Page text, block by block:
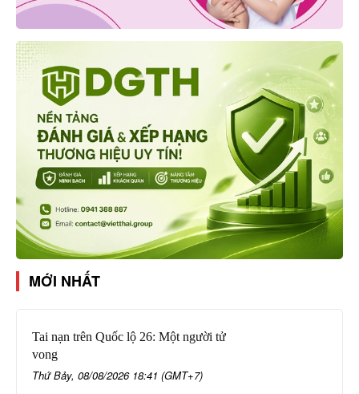
MỚI NHẤT
Tai nạn trên Quốc lộ 26: Một người tử
vong
Thứ Bảy, 08/08/2026 18:41 (GMT+7)